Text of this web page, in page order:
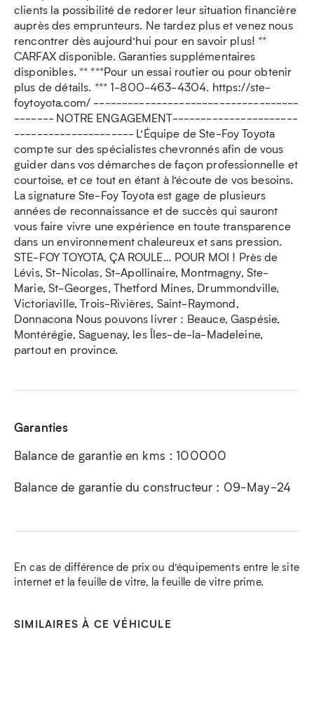
clients la possibilité de redorer leur situation financière
auprès des emprunteurs. Ne tardez plus et venez nous
rencontrer dès aujourd’hui pour en savoir plus! **
CARFAX disponible. Garanties supplémentaires
disponibles. ** ***Pour un essai routier ou pour obtenir
plus de détails. *** 1-800-463-4304. https://ste-
foytoyota.com/ ------------------------------------
------- NOTRE ENGAGEMENT----------------------
--------------------- L’Équipe de Ste-Foy Toyota
compte sur des spécialistes chevronnés afin de vous
guider dans vos démarches de façon professionnelle et
courtoise, et ce tout en étant à l’écoute de vos besoins.
La signature Ste-Foy Toyota est gage de plusieurs
années de reconnaissance et de succès qui sauront
vous faire vivre une expérience en toute transparence
dans un environnement chaleureux et sans pression.
STE-FOY TOYOTA, ÇA ROULE… POUR MOI ! Près de
Lévis, St-Nicolas, St-Apollinaire, Montmagny, Ste-
Marie, St-Georges, Thetford Mines, Drummondville,
Victoriaville, Trois-Rivières, Saint-Raymond,
Donnacona Nous pouvons livrer : Beauce, Gaspésie,
Montérégie, Saguenay, les Îles-de-la-Madeleine,
partout en province.
Garanties
Balance de garantie en kms : 100000
Balance de garantie du constructeur : 09-May-24
En cas de différence de prix ou d’équipements entre le site
internet et la feuille de vitre, la feuille de vitre prime.
SIMILAIRES À CE VÉHICULE